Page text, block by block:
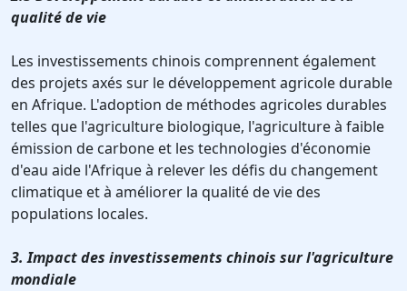
qualité de vie
Les investissements chinois comprennent également
des projets axés sur le développement agricole durable
en Afrique. L'adoption de méthodes agricoles durables
telles que l'agriculture biologique, l'agriculture à faible
émission de carbone et les technologies d'économie
d'eau aide l'Afrique à relever les défis du changement
climatique et à améliorer la qualité de vie des
populations locales.
3. Impact des investissements chinois sur l'agriculture
mondiale